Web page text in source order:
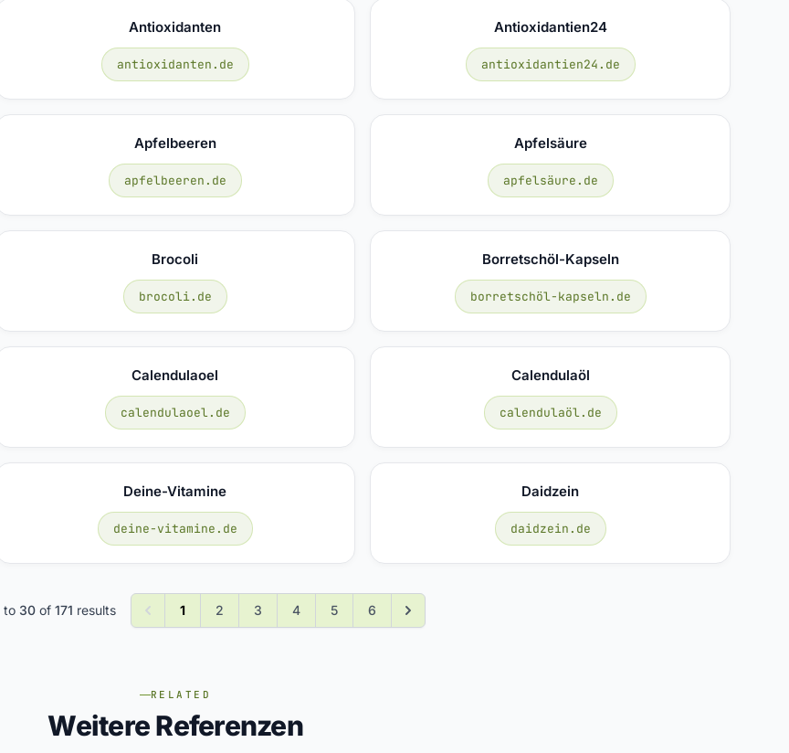
Antioxidanten
antioxidanten.de
Antioxidantien24
antioxidantien24.de
Apfelbeeren
apfelbeeren.de
Apfelsäure
apfelsäure.de
Brocoli
brocoli.de
Borretschöl-Kapseln
borretschöl-kapseln.de
Calendulaoel
calendulaoel.de
Calendulaöl
calendulaöl.de
Deine-Vitamine
deine-vitamine.de
Daidzein
daidzein.de
to 30 of 171 results 1 2 3 4 5 6
RELATED
Weitere Referenzen